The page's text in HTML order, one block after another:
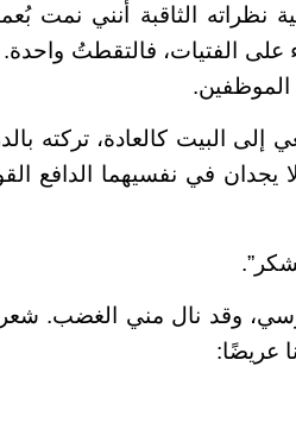
نظراته الثاقبة أنني نمت
على الفتيات، فالتقطتُ واحدة.
البيت كالعادة، تركته
يجدان في نفسيهما الدافع
وقد نال مني الغضب.
عريضًا: